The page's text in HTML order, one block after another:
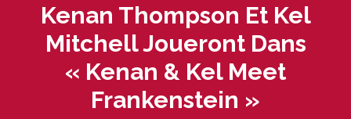
Kenan Thompson Et Kel
Mitchell Joueront Dans
« Kenan & Kel Meet
Frankenstein »